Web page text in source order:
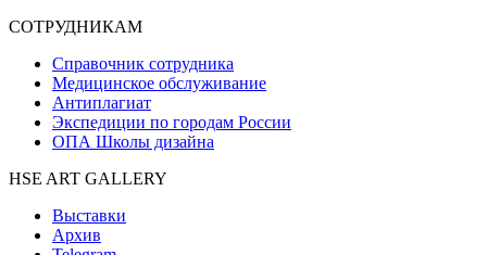
СОТРУДНИКАМ
Справочник сотрудника
Медицинское обслуживание
Антиплагиат
Экспедиции по городам России
ОПА Школы дизайна
HSE ART GALLERY
Выставки
Архив